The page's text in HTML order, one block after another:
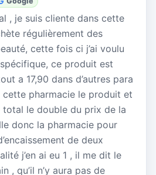
, je suis cliente dans cette
régulièrement des
cette fois ci j’ai voulu
ce produit est
a 17,90 dans d’autres para
cette pharmacie le produit et
le double du prix de la
donc la pharmacie pour
de deux
j’en ai eu 1 , il me dit le
, qu’il n’y aura pas de